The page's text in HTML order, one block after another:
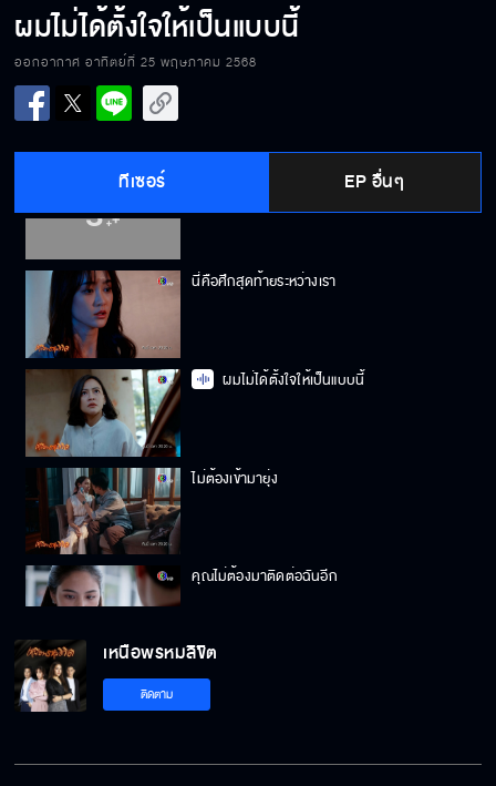
ผมไม่ได้ตั้งใจให้เป็นแบบนี้
ออกอากาศ อาทิตย์ที่ 25 พฤษภาคม 2568
ทีเซอร์ EP อื่นๆ
นี่คือศึกสุดท้ายระหว่างเรา
ผมไม่ได้ตั้งใจให้เป็นแบบนี้
ไม่ต้องเข้ามายุ่ง
คุณไม่ต้องมาติดต่อฉันอีก
ค่าจ้างผมแพงนะ
เหนือพรหมลิขิต
ติดตาม